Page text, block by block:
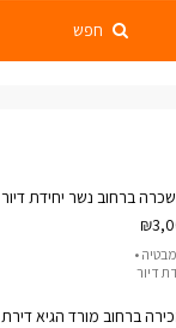
חפש
ברחוב נשר יחידת דיור 2 חדרים
דיור
ברחוב מורד הגיא דירת 3.5 חדרים